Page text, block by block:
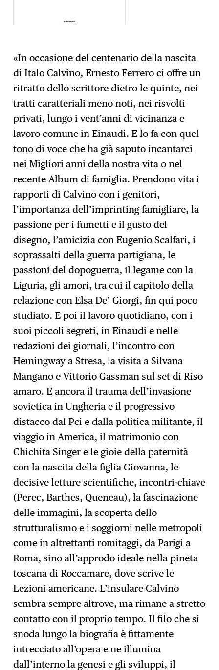
«In occasione del centenario della nascita
di Italo Calvino, Ernesto Ferrero ci offre un
ritratto dello scrittore dietro le quinte, nei
tratti caratteriali meno noti, nei risvolti
privati, lungo i vent’anni di vicinanza e
lavoro comune in Einaudi. E lo fa con quel
tono di voce che ha già saputo incantarci
nei Migliori anni della nostra vita o nel
recente Album di famiglia. Prendono vita i
rapporti di Calvino con i genitori,
l’importanza dell’imprinting famigliare, la
passione per i fumetti e il gusto del
disegno, l’amicizia con Eugenio Scalfari, i
soprassalti della guerra partigiana, le
passioni del dopoguerra, il legame con la
Liguria, gli amori, tra cui il capitolo della
relazione con Elsa De’ Giorgi, fin qui poco
studiato. E poi il lavoro quotidiano, con i
suoi piccoli segreti, in Einaudi e nelle
redazioni dei giornali, l’incontro con
Hemingway a Stresa, la visita a Silvana
Mangano e Vittorio Gassman sul set di Riso
amaro. E ancora il trauma dell’invasione
sovietica in Ungheria e il progressivo
distacco dal Pci e dalla politica militante, il
viaggio in America, il matrimonio con
Chichita Singer e le gioie della paternità
con la nascita della figlia Giovanna, le
decisive letture scientifiche, incontri-chiave
(Perec, Barthes, Queneau), la fascinazione
delle immagini, la scoperta dello
strutturalismo e i soggiorni nelle metropoli
come in altrettanti romitaggi, da Parigi a
Roma, sino all’approdo ideale nella pineta
toscana di Roccamare, dove scrive le
Lezioni americane. L’insulare Calvino
sembra sempre altrove, ma rimane a stretto
contatto con il proprio tempo. Il filo che si
snoda lungo la biografia è fittamente
intrecciato all’opera e ne illumina
dall’interno la genesi e gli sviluppi, il